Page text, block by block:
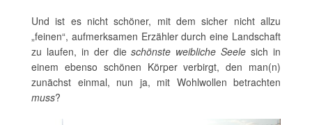
Und ist es nicht schöner, mit dem sicher nicht allzu
„feinen“, aufmerksamen Erzähler durch eine Landschaft
zu laufen, in der dieschönste weibliche Seelesich in
einem ebenso schönen Körper verbirgt, den man(n)
zunächst einmal, nun ja, mit Wohlwollen betrachten
muss?